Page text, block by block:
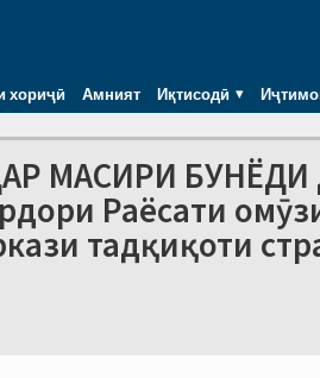
хориҷӣ Амният Иқтисодӣ
МАСИРИ
Раёсати
тадқиқоти